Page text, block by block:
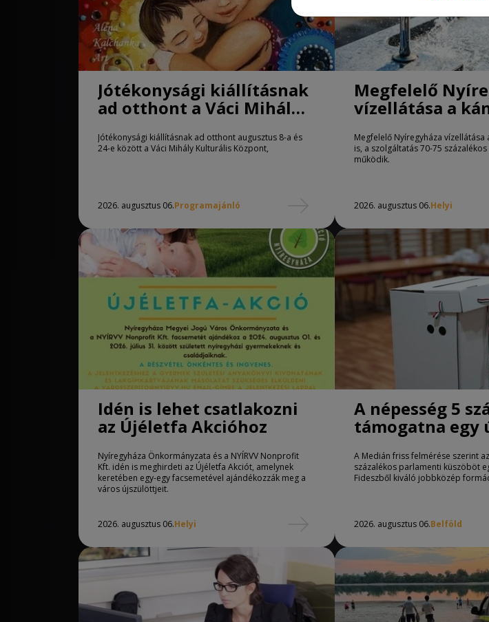
Jótékonysági kiállításnak
ad otthont a Váci Mihály
Jótékonysági kiállításnak ad otthont augusztus 8-a és
24-e között a Váci Mihály Kulturális Központ,
2026. augusztus 06.Programajánló
Megfelelő
vízellátása a
Megfelelő Nyíregyháza vízellátása
is, a szolgáltatás 70-75
működik.
2026. augusztus 06.Helyi
Idén is lehet csatlakozni
az Újéletfa Akcióhoz
Nyíregyháza Önkormányzata és a NYÍRVV Nonprofit
Kft. idén is meghirdeti az Újéletfa Akciót, amelynek
keretében egy-egy facsemetével ajándékozzák meg a
város újszülöttjeit.
2026. augusztus 06.Helyi
A népesség 5
támogatna egy
jobbközép
A Medián friss felmérése szerint
százalékos parlamenti küszöböt
Fideszből kiváló jobbközép
2026. augusztus 06.Belföld